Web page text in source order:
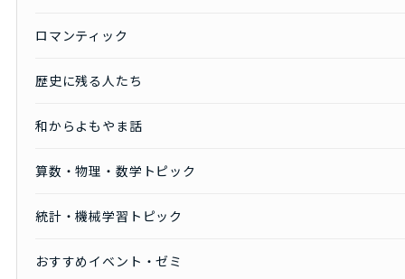
ロマンティック
歴史に残る人たち
和からよもやま話
算数・物理・数学トピック
統計・機械学習トピック
おすすめイベント・ゼミ